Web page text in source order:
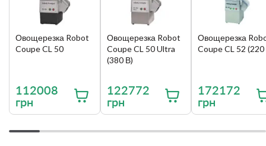
Овощерезка Robot
Coupe CL 50
112008
грн
Овощерезка Robot
Coupe CL 50 Ultra
(380 В)
122772
грн
Овощерезка
Coupe CL 52 (220
172172
грн